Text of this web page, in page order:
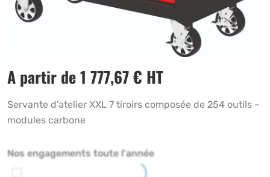
A partir de1 777,67€ HT
Servante d’atelier XXL 7 tiroirs composée de 254 outils –
modules carbone
Nos engagements toute l'année